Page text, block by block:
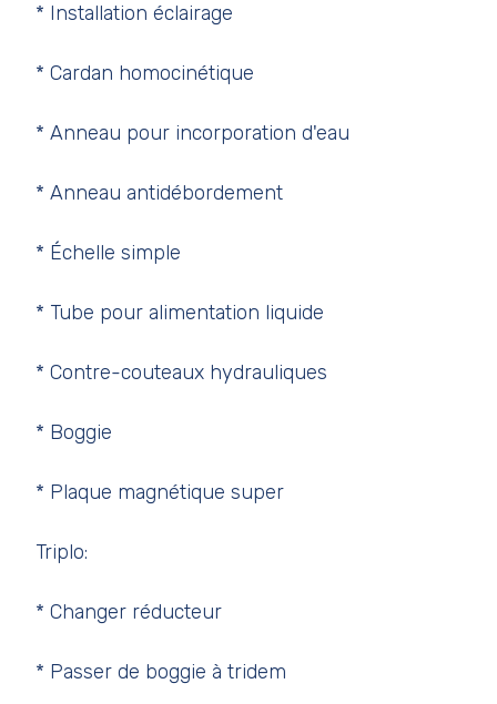
* Installation éclairage
* Cardan homocinétique
* Anneau pour incorporation d'eau
* Anneau antidébordement
* Échelle simple
* Tube pour alimentation liquide
* Contre-couteaux hydrauliques
* Boggie
* Plaque magnétique super
Triplo:
* Changer réducteur
* Passer de boggie à tridem